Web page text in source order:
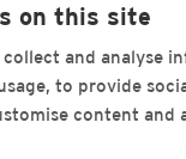
on this site
collect and analyse
to provide
content and